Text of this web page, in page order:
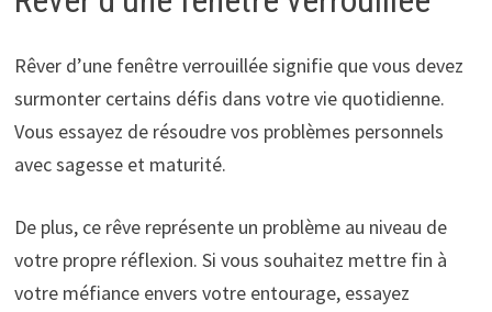
Rêver d’une fenêtre verrouillée signifie que vous devez
surmonter certains défis dans votre vie quotidienne.
Vous essayez de résoudre vos problèmes personnels
avec sagesse et maturité.
De plus, ce rêve représente un problème au niveau de
votre propre réflexion. Si vous souhaitez mettre fin à
votre méfiance envers votre entourage, essayez